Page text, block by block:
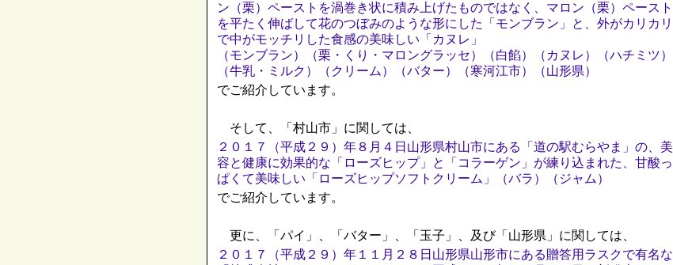
ン（栗）ペーストを渦巻き状に積み上げたものではなく、マロン（栗）ペースト
を平たく伸ばして花のつぼみのような形にした「モンブラン」と、外がカリカリ
で中がモッチリした食感の美味しい「カヌレ」
（モンブラン）（栗・くり・マロングラッセ）（白餡）（カヌレ）（ハチミツ）
（牛乳・ミルク）（クリーム）（バター）（寒河江市）（山形県）
でご紹介しています。
そして、「村山市」に関しては、
２０１７（平成２９）年８月４日山形県村山市にある「道の駅むらやま」の、美
容と健康に効果的な「ローズヒップ」と「コラーゲン」が練り込まれた、甘酸っ
ぱくて美味しい「ローズヒップソフトクリーム」（バラ）（ジャム）
でご紹介しています。
更に、「パイ」、「バター」、「玉子」、及び「山形県」に関しては、
２０１７（平成２９）年１１月２８日山形県山形市にある贈答用ラスクで有名な